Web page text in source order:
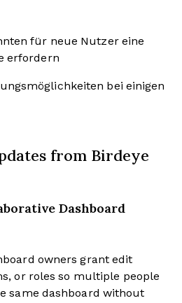
für neue Nutzer eine
erfordern
bei einigen
from Birdeye
Dashboard
owners grant edit
or roles so multiple people
same dashboard without